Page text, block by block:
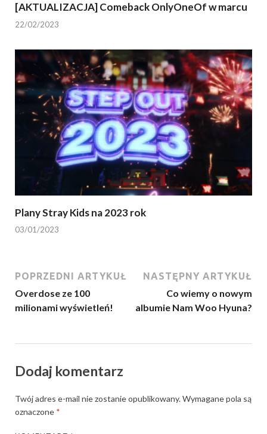
[AKTUALIZACJA] Comeback OnlyOneOf w marcu
22/02/2023
Plany Stray Kids na 2023 rok
03/01/2023
POPRZEDNI ARTYKUŁ
Overdose ze 100
milionami wyświetleń!
NASTĘPNY ARTYKUŁ
Co wiemy o nowym
albumie Nam Woo Hyuna?
Dodaj komentarz
Twój adres e-mail nie zostanie opublikowany.Wymagane pola są
oznaczone *